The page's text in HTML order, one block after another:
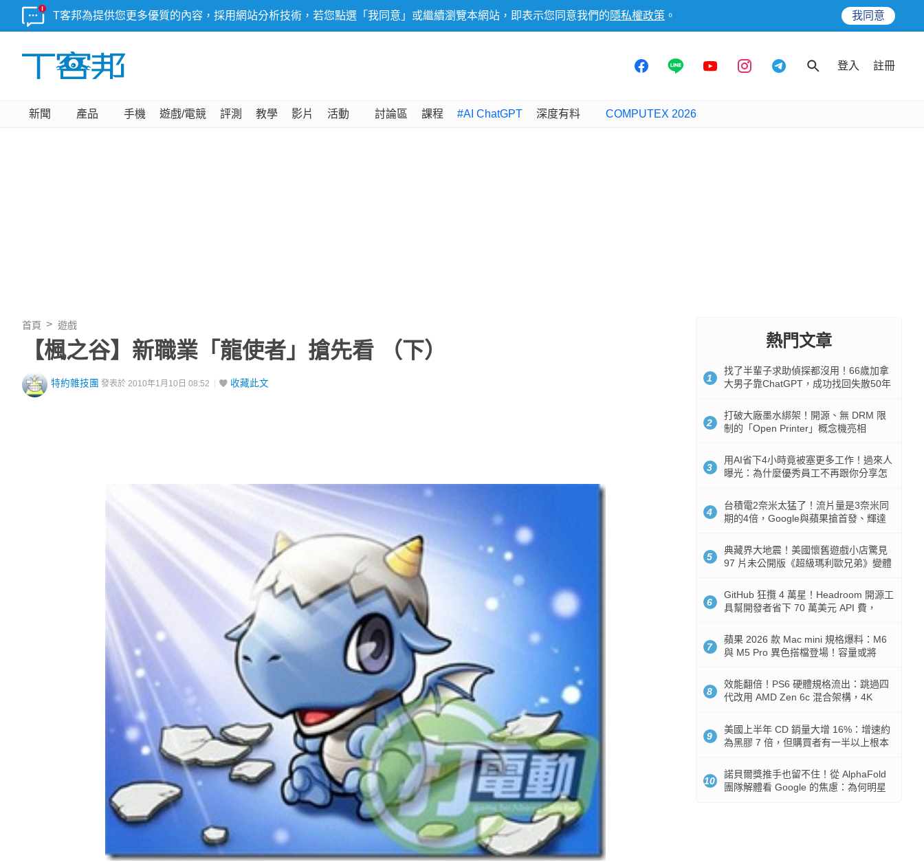
T客邦為提供您更多優質的內容，採用網站分析技術，若您點選「我同意」或繼續瀏覽本網站，即表示您同意我們的 隱私權政策 。 我同意
登入 註冊
新聞 產品 手機 遊戲/電競 評測 教學 影片 活動 討論區 課程 #AI ChatGPT 深度有料 COMPUTEX 2026
首頁 遊戲
【楓之谷】新職業「龍使者」搶先看 （下）
特約雜技團 發表於 2010年1月10日 08:52 收藏此文
熱門文章
1
找了半輩子求助偵探都沒用！66歲加拿
大男子靠ChatGPT，成功找回失散50年
2
打破大廠墨水綁架！開源、無 DRM 限
制的「Open Printer」概念機亮相
3
用AI省下4小時竟被塞更多工作！過來人
曝光：為什麼優秀員工不再跟你分享怎
4
台積電2奈米太猛了！流片量是3奈米同
期的4倍，Google與蘋果搶首發、輝達
5
典藏界大地震！美國懷舊遊戲小店驚見
97 片未公開版《超級瑪利歐兄弟》變體
6
GitHub 狂攬 4 萬星！Headroom 開源工
具幫開發者省下 70 萬美元 API 費，
7
蘋果 2026 款 Mac mini 規格爆料：M6
與 M5 Pro 異色搭檔登場！容量或將
8
效能翻倍！PS6 硬體規格流出：跳過四
代改用 AMD Zen 6c 混合架構，4K
9
美國上半年 CD 銷量大增 16%：增速約
為黑膠 7 倍，但購買者有一半以上根本
10
諾貝爾獎推手也留不住！從 AlphaFold
團隊解體看 Google 的焦慮：為何明星